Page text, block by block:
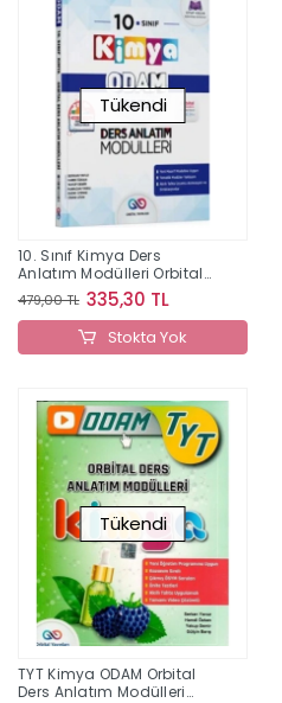
Tükendi
10. Sınıf Kimya Ders
Anlatım Modülleri Orbital
Yayınları
479,00 TL 335,30 TL
Stokta Yok
Tükendi
TYT Kimya ODAM Orbital
Ders Anlatım Modülleri